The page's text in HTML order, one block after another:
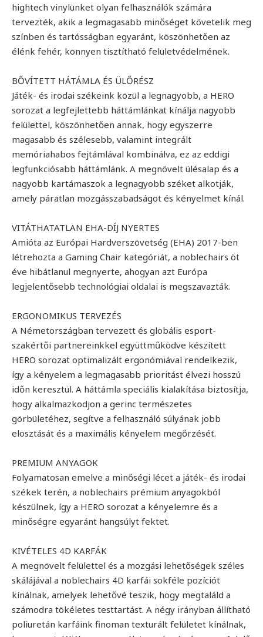
hightech vinylünket olyan felhasználók számára
tervezték, akik a legmagasabb minőséget követelik meg
színben és tartósságban egyaránt, köszönhetően az
élénk fehér, könnyen tisztítható felületvédelmének.
BŐVÍTETT HÁTÁMLA ÉS ÜLŐRÉSZ
Játék- és irodai székeink közül a legnagyobb, a HERO
sorozat a legfejlettebb háttámlánkat kínálja nagyobb
felülettel, köszönhetően annak, hogy egyszerre
magasabb és szélesebb, valamint integrált
memóriahabos fejtámlával kombinálva, ez az eddigi
legfunkciósabb háttámlánk. A megnövelt ülésalap és a
nagyobb kartámaszok a legnagyobb széket alkotják,
amely páratlan mozgásszabadságot és kényelmet kínál.
VITÁTHATATLAN EHA-DÍJ NYERTES
Amióta az Európai Hardverszövetség (EHA) 2017-ben
létrehozta a Gaming Chair kategóriát, a noblechairs öt
éve hibátlanul megnyerte, ahogyan azt Európa
legjelentősebb technológiai oldalai is megszavazták.
ERGONOMIKUS TERVEZÉS
A Németországban tervezett és globális esport-
szakértői partnereinkkel együttműködve készített
HERO sorozat optimalizált ergonómiával rendelkezik,
így a kényelem a legmagasabb prioritást élvezi hosszú
időn keresztül. A háttámla speciális kialakítása biztosítja,
hogy alkalmazkodjon a gerinc természetes
görbületéhez, segítve a felhasználó súlyának jobb
elosztását és a maximális kényelem megőrzését.
PREMIUM ANYAGOK
Folyamatosan emelve a minőségi lécet a játék- és irodai
székek terén, a noblechairs prémium anyagokból
készülnek, így a HERO sorozat a kényelemre és a
minőségre egyaránt hangsúlyt fektet.
KIVÉTELES 4D KARFÁK
A megnövelt felülettel és a mozgási lehetőségek széles
skálájával a noblechairs 4D karfái sokféle pozíciót
kínálnak, amelyek lehetővé teszik, hogy megtaláld a
számodra tökéletes testtartást. A négy irányban állítható
poliuretán karfáink finoman texturált felületet kínálnak,